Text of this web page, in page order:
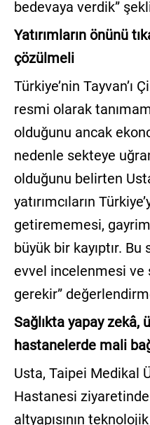
bedevaya verdik”
Yatırımların önünü
çözülmeli
Türkiye’nin Tayvan’ı
resmi olarak
olduğunu ancak
nedenle sekteye
olduğunu belirten
yatırımcıların
getirememesi,
büyük bir kayıptır. Bu
evvel incelenmesi ve
gerekir”
Sağlıkta yapay zekâ,
hastanelerde mali
Usta, Taipei Medikal
Hastanesi ziyaretinde
altyapısının